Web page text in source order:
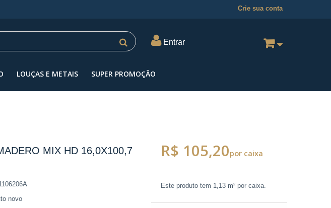
Crie sua conta
Entrar
LOUÇAS E METAIS SUPER PROMOÇÃO
MIX HD 16,0X100,7
novo
R$ 105,20por caixa
Este produto tem 1,13 m²por caixa.